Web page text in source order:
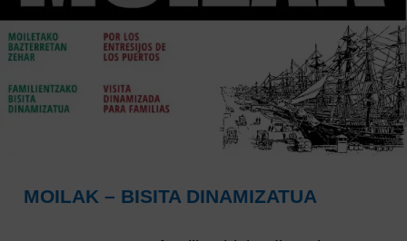
MOILAK – BISITA DINAMIZATUA